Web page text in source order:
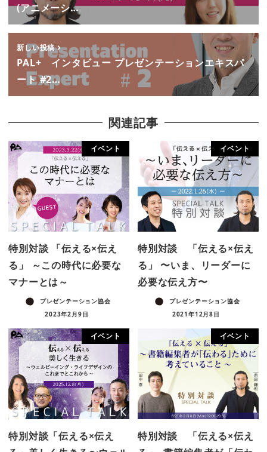
(アニメーシ…
新しい投稿
PAL+ インタビュー プレゼンテーションエキスパ
ート #2…
関連記事
イベント
特別対談 「伝える×伝え
る」 ～この時代に必要な
マナーとは～
プレゼンテーション協会
2023年2月9日
イベント
特別対談 「伝える×伝え
る」 〜いま、リーダーに
必要な伝え方〜
プレゼンテーション協会
2021年12月8日
イベント
特別対談「伝える×伝え
イベント
特別対談 「伝える×伝え